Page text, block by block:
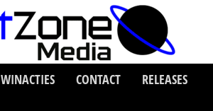
WINACTIES CONTACT
RELEASES